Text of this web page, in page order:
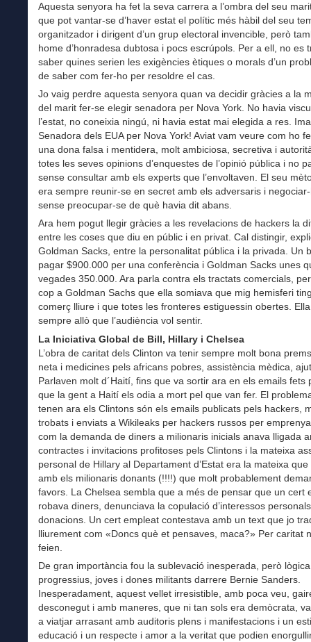
Aquesta senyora ha fet la seva carrera a l’ombra del seu
que pot vantar-se d’haver estat el polític més hàbil del seu
organitzador i dirigent d’un grup electoral invencible, però
home d’honradesa dubtosa i pocs escrúpols. Per a ell, no es
saber quines serien les exigències ètiques o morals d’un
de saber com fer-ho per resoldre el cas.
Jo vaig perdre aquesta senyora quan va decidir gràcies a la
del marit fer-se elegir senadora per Nova York. No havia
l’estat, no coneixia ningú, ni havia estat mai elegida a res.
Senadora dels EUA per Nova York! Aviat vam veure com ho
una dona falsa i mentidera, molt ambiciosa, secretiva i
totes les seves opinions d’enquestes de l’opinió pública i no
sense consultar amb els experts que l’envoltaven. El seu
era sempre reunir-se en secret amb els adversaris i
sense preocupar-se de què havia dit abans.
Ara hem pogut llegir gràcies a les revelacions de hackers la
entre les coses que diu en públic i en privat. Cal distingir,
Goldman Sacks, entre la personalitat pública i la privada. Un
pagar $900.000 per una conferència i Goldman Sacks unes
vegades 350.000. Ara parla contra els tractats comercials,
cop a Goldman Sachs que ella somiava que mig hemisferi
comerç lliure i que totes les fronteres estiguessin obertes.
sempre allò que l’audiència vol sentir.
La Iniciativa Global de Bill, Hillary i Chelsea
L’obra de caritat dels Clinton va tenir sempre molt bona
neta i medicines pels africans pobres, assistència mèdica,
Parlaven molt d´Haití, fins que va sortir ara en els emails fets
que la gent a Haití els odia a mort pel que van fer. El
tenen ara els Clintons són els emails publicats pels hackers,
trobats i enviats a Wikileaks per hackers russos per
com la demanda de diners a milionaris inicials anava lligada
contractes i invitacions profitoses pels Clintons i la mateixa
personal de Hillary al Departament d’Estat era la mateixa
amb els milionaris donants (!!!!) que molt probablement
favors. La Chelsea sembla que a més de pensar que un cert
robava diners, denunciava la copulació d’interessos
donacions. Un cert empleat contestava amb un text que jo
lliurement com «Doncs què et pensaves, maca?» Per caritat
feien.
De gran importància fou la sublevació inesperada, però
progressius, joves i dones militants darrere Bernie Sanders.
Inesperadament, aquest vellet irresistible, amb poca veu,
desconegut i amb maneres, que ni tan sols era demòcrata,
a viatjar arrasant amb auditoris plens i manifestacions i un
educació i un respecte i amor a la veritat que podien